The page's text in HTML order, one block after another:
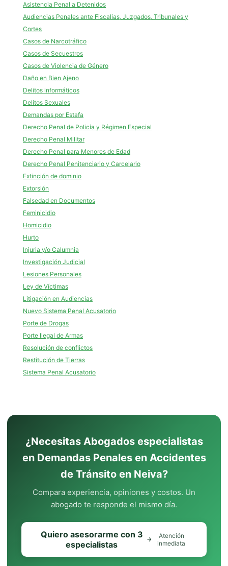
Asistencia Penal a Detenidos
Audiencias Penales ante Fiscalias, Juzgados, Tribunales y
Cortes
Casos de Narcotráfico
Casos de Secuestros
Casos de Violencia de Género
Daño en Bien Ajeno
Delitos informáticos
Delitos Sexuales
Demandas por Estafa
Derecho Penal de Policía y Régimen Especial
Derecho Penal Militar
Derecho Penal para Menores de Edad
Derecho Penal Penitenciario y Carcelario
Extinción de dominio
Extorsión
Falsedad en Documentos
Feminicidio
Homicidio
Hurto
Injuria y/o Calumnia
Investigación Judicial
Lesiones Personales
Ley de Víctimas
Litigación en Audiencias
Nuevo Sistema Penal Acusatorio
Porte de Drogas
Porte Ilegal de Armas
Resolución de conflictos
Restitución de Tierras
Sistema Penal Acusatorio
¿Necesitas Abogados especialistas
en Demandas Penales en Accidentes
de Tránsito en Neiva?
Compara experiencia, opiniones y costos. Un
abogado te responde el mismo día.
Quiero asesorarme con 3
especialistas
Atención
inmediata